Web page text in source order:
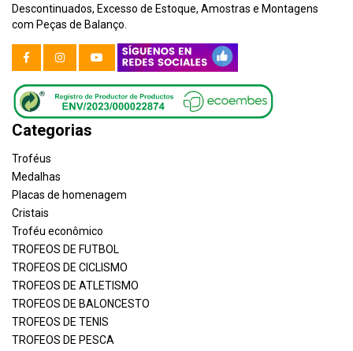
Descontinuados, Excesso de Estoque, Amostras e Montagens
com Peças de Balanço.
Categorias
Troféus
Medalhas
Placas de homenagem
Cristais
Troféu econômico
TROFEOS DE FUTBOL
TROFEOS DE CICLISMO
TROFEOS DE ATLETISMO
TROFEOS DE BALONCESTO
TROFEOS DE TENIS
TROFEOS DE PESCA